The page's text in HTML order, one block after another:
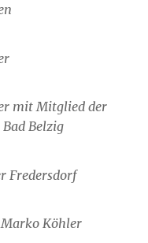
mit Mitglied der
Belzig
Fredersdorf
Köhler